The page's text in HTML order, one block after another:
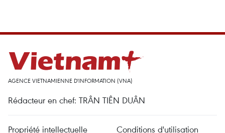
AGENCE VIETNAMIENNE D'INFORMATION (VNA)
Rédacteur en chef: TRÂN TIÊN DUÂN
Propriété intellectuelle Conditions d'utilisation